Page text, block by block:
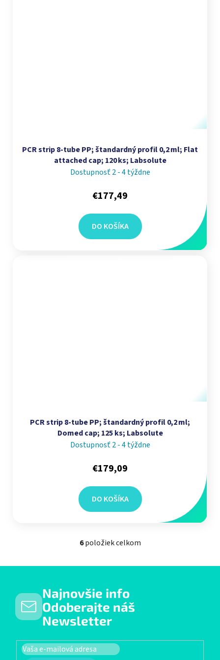
PCR strip 8‑tube PP; štandardný profil 0,2 ml; Flat
attached cap; 120 ks; Labsolute
Dostupnosť 2 - 4 týždne
€177,49
DO KOŠÍKA
PCR strip 8‑tube PP; štandardný profil 0,2 ml;
Domed cap; 125 ks; Labsolute
Dostupnosť 2 - 4 týždne
€179,09
DO KOŠÍKA
Ovládacie prvky výpisu
6položiek celkom
Najnovšie info
Odoberajte náš
Newsletter